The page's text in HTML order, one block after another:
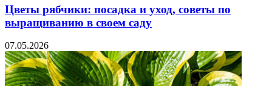
Цветы рябчики: посадка и уход, советы по
выращиванию в своем саду
07.05.2026